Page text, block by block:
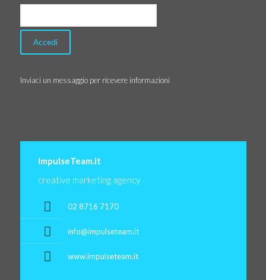
Inviaci un messaggio per ricevere informazioni
ImpulseTeam.it
creative marketing agency
02 8716 7170
info@impulseteam.it
www.impulseteam.it